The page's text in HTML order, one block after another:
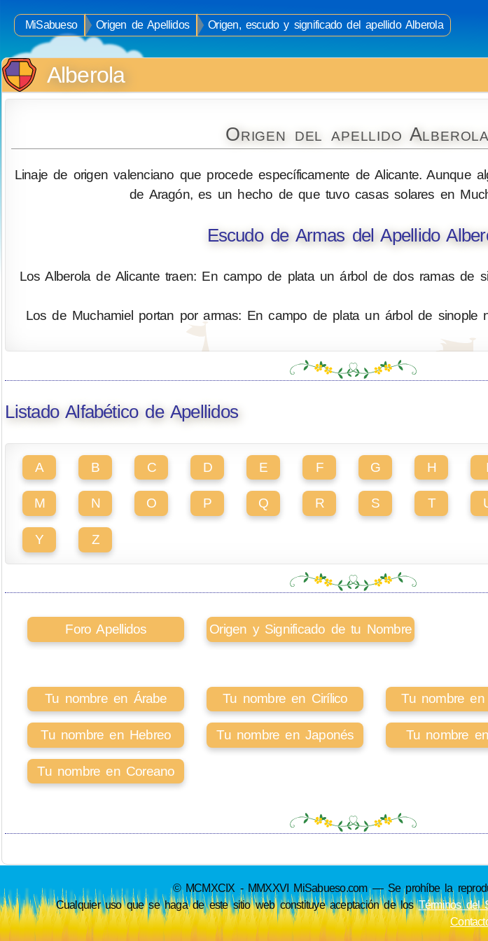
MiSabueso Origen de Apellidos
Origen, escudo y significado del apellido Alberola
Alberola
Origen del apellido Alberola
Linaje de origen valenciano que procede específicamente de Alicante. Aunque
de Aragón, es un hecho de que tuvo casas solares en
Escudo de Armas del Apellido
Los Alberola de Alicante traen: En campo de plata un árbol de dos ramas de
Los de Muchamiel portan por armas: En campo de plata un árbol de sinople
Listado Alfabético de Apellidos
A B C D E F G H I
M N O P Q R S T
Y Z
Foro Apellidos Origen y Significado de tu Nombre
Tu nombre en Árabe Tu nombre en Cirílico Tu nombre en
Tu nombre en Hebreo Tu nombre en Japonés Tu nombre
Tu nombre en Coreano
© MCMXCIX - MMXXVI MiSabueso.com — Se prohíbe la
Cualquier uso que se haga de este sitio web constituye aceptación de losTérminos del